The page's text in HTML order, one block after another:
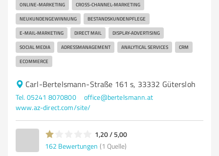
ONLINE-MARKETING CROSS-CHANNEL-MARKETING
NEUKUNDENGEWINNUNG BESTANDSKUNDENPFLEGE
E-MAIL-MARKETING DIRECT MAIL DISPLAY-ADVERTISING
SOCIAL MEDIA ADRESSMANAGEMENT ANALYTICAL SERVICES CRM
ECOMMERCE
Carl-Bertelsmann-Straße 161 s, 33332 Gütersloh
Tel. 05241 8070800
office@bertelsmann.at
www.az-direct.com/site/
1,20 / 5,00
162 Bewertungen (1 Quelle)